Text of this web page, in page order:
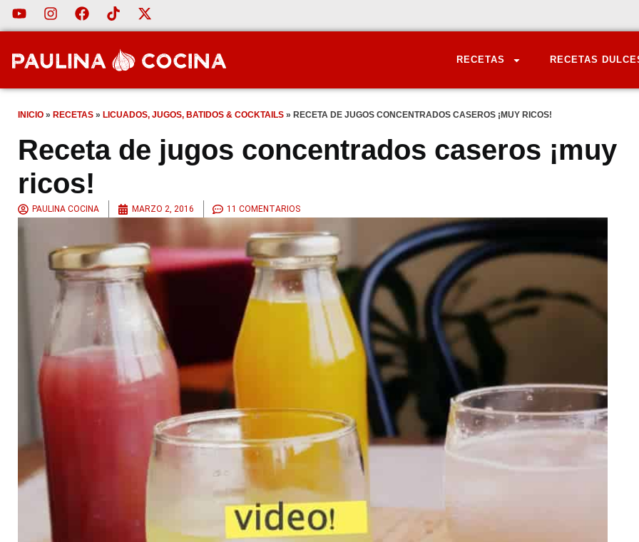
RECETAS RECETAS
INICIO » RECETAS » LICUADOS, JUGOS, BATIDOS & COCKTAILS » RECETA DE JUGOS CONCENTRADOS CASEROS ¡MUY RICOS!
Receta de jugos concentrados caseros ¡muy
ricos!
PAULINA COCINA MARZO 2, 2016 11 COMENTARIOS